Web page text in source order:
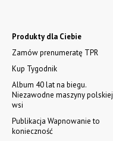
Produkty dla Ciebie
Zamów prenumeratę TPR
Kup Tygodnik
Album 40 lat na biegu.
Niezawodne maszyny polskiej
wsi
Publikacja Wapnowanie to
konieczność